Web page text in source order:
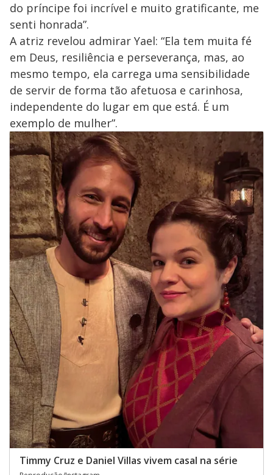
do príncipe foi incrível e muito gratificante, me
senti honrada”.
A atriz revelou admirar Yael: “Ela tem muita fé
em Deus, resiliência e perseverança, mas, ao
mesmo tempo, ela carrega uma sensibilidade
de servir de forma tão afetuosa e carinhosa,
independente do lugar em que está. É um
exemplo de mulher”.
Timmy Cruz e Daniel Villas vivem casal na série